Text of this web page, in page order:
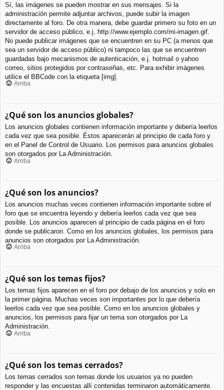
Sí, las imágenes se pueden mostrar en sus mensajes. Si la
administración permite adjuntar archivos, puede subir la imagen
directamente al foro. De otra manera, debe guardar primero su foto en un
servidor de acceso público, e.j. http://www.ejemplo.com/mi-imagen.gif.
No puede publicar imágenes que se encuentren en su PC (a menos que
sea un servidor de acceso público) ni tampoco las que se encuentren
guardadas bajo mecanismos de autenticación, e.j. hotmail o yahoo
correo, sitios protegidos por contraseñas, etc. Para exhibir imágenes
utilice el BBCode con la etiqueta [img].
Arriba
¿Qué son los anuncios globales?
Los anuncios globales contienen información importante y debería leerlos
cada vez que sea posible. Éstos aparecerán al principio de cada foro y
en el Panel de Control de Usuario. Los permisos para anuncios globales
son otorgados por La Administración.
Arriba
¿Qué son los anuncios?
Los anuncios muchas veces contienen información importante sobre el
foro que se encuentra leyendo y debería leerlos cada vez que sea
posible. Los anuncios aparecen al principio de cada página en el foro
donde se publicaron. Como en los anuncios globales, los permisos para
anuncios son otorgados por La Administración.
Arriba
¿Qué son los temas fijos?
Los temas fijos aparecen en el foro por debajo de los anuncios y solo en
la primer página. Muchas veces son importantes por lo que debería
leerlos cada vez que sea posible. Como en los anuncios globales y
anuncios, los permisos para fijar un tema son otorgados por La
Administración.
Arriba
¿Qué son los temas cerrados?
Los temas cerrados son temas donde los usuarios ya no pueden
responder y las encuestas allí contenidas terminaron automáticamente.